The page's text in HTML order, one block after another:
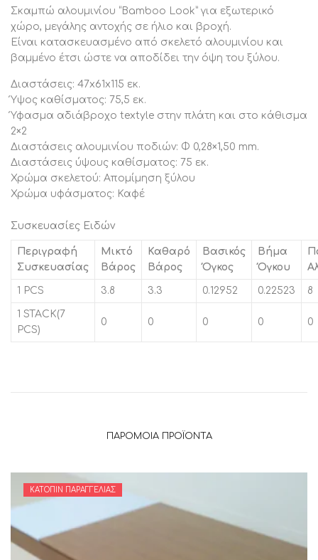
Σκαμπώ αλουμινίου “Bamboo Look” για εξωτερικό
χώρο, μεγάλης αντοχής σε ήλιο και βροχή.
Είναι κατασκευασμένο από σκελετό αλουμινίου και
βαμμένο έτσι ώστε να αποδίδει την όψη του ξύλου.
Διαστάσεις: 47x61x115 εκ.
Ύψος καθίσματος: 75,5 εκ.
Ύφασμα αδιάβροχο textyle στην πλάτη και στο κάθισμα
2×2
Διαστάσεις αλουμινίου ποδιών: Φ 0,28×1,50 mm.
Διαστάσεις ύψους καθίσματος: 75 εκ.
Χρώμα σκελετού: Απομίμηση ξύλου
Χρώμα υφάσματος: Καφέ
Συσκευασίες Ειδών
Περιγραφή
Συσκευασίας
Μικτό
Βάρος
Καθαρό
Βάρος
Βασικός
Όγκος
Βήμα
Όγκου
1 PCS 3.8 3.3 0.12952 0.22523 8
1 STACK(7
PCS)
0 0 0 0 0
ΠΑΡΌΜΟΙΑ ΠΡΟΪΌΝΤΑ
ΚΑΤΌΠΙΝ ΠΑΡΑΓΓΕΛΊΑΣ